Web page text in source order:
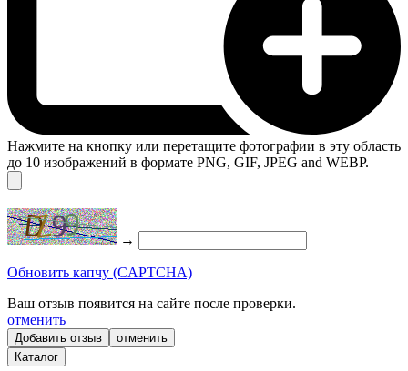
Нажмите на кнопку или перетащите фотографии в эту область
до 10 изображений в формате PNG, GIF, JPEG and WEBP.
→
Обновить капчу (CAPTCHA)
Ваш отзыв появится на сайте после проверки.
отменить
отменить
Каталог